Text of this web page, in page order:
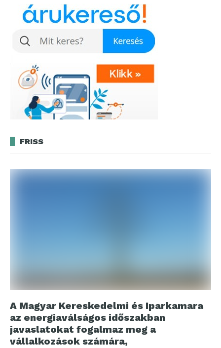
FRISS
A Magyar Kereskedelmi és Iparkamara
az energiaválságos időszakban
javaslatokat fogalmaz meg a
vállalkozások számára,